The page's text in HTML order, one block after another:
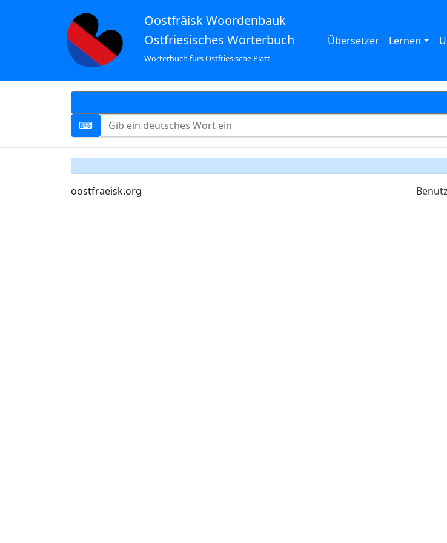
Oostfräisk Woordenbauk
Ostfriesisches Wörterbuch
Wörterbuch fürs Ostfriesische Platt
Übersetzer Lernen
oostfraeisk.org